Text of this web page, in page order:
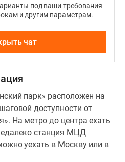
под ваши требования
и другим параметрам.
чат
парк» расположен на
доступности от
На метро до центра ехать
станция МЦД
уехать в Москву или в